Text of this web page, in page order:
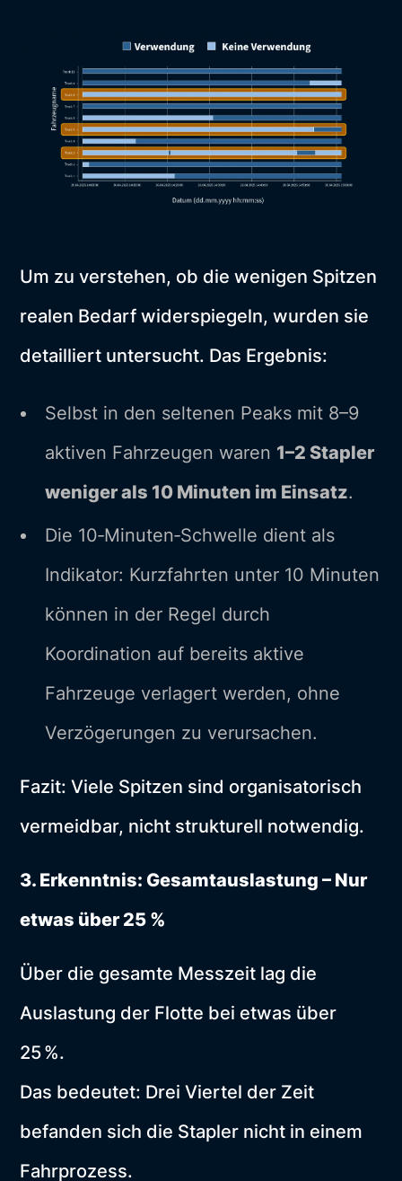
Um zu verstehen, ob die wenigen Spitzen
realen Bedarf widerspiegeln, wurden sie
detailliert untersucht. Das Ergebnis:
Selbst in den seltenen Peaks mit 8–9
aktiven Fahrzeugen waren 1–2 Stapler
weniger als 10 Minuten im Einsatz.
Die 10‑Minuten‑Schwelle dient als
Indikator: Kurzfahrten unter 10 Minuten
können in der Regel durch
Koordination auf bereits aktive
Fahrzeuge verlagert werden, ohne
Verzögerungen zu verursachen.
Fazit: Viele Spitzen sind organisatorisch
vermeidbar, nicht strukturell notwendig.
3. Erkenntnis: Gesamtauslastung – Nur
etwas über 25 %
Über die gesamte Messzeit lag die
Auslastung der Flotte bei etwas über
25 %.
Das bedeutet: Drei Viertel der Zeit
befanden sich die Stapler nicht in einem
Fahrprozess.